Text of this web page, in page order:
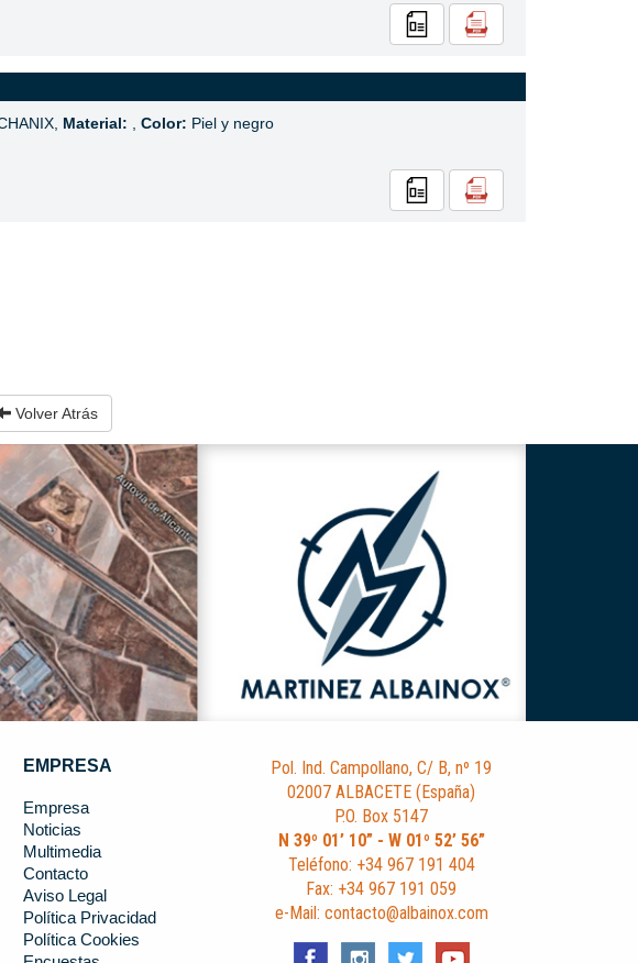
Material: Color: Piel y negro
Volver Atrás
EMPRESA
Empresa
Noticias
Multimedia
Contacto
Aviso Legal
Política Privacidad
Política Cookies
Pol. Ind. Campollano, C/ B, nº 19
02007 ALBACETE (España)
P.O. Box 5147
N 39º 01’ 10” - W 01º 52’ 56”
Teléfono: +34 967 191 404
Fax: +34 967 191 059
e-Mail: contacto@albainox.com